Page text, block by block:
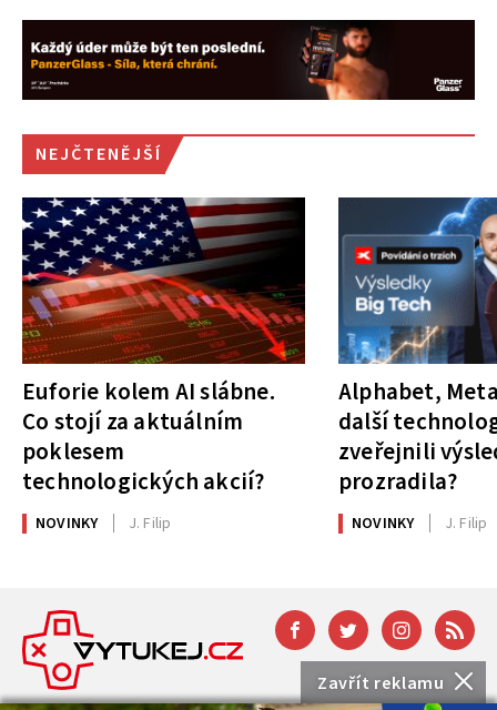
Zavřít reklamu
NEJČTENĚJŠÍ
Euforie kolem AI slábne.
Co stojí za aktuálním
poklesem
technologických akcií?
NOVINKY J. Filip
Alphabet,
další
zveřejnili
prozradila?
NOVINKY J. Filip